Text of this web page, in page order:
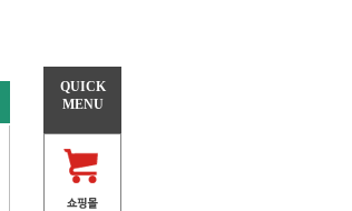
QUICK
MENU